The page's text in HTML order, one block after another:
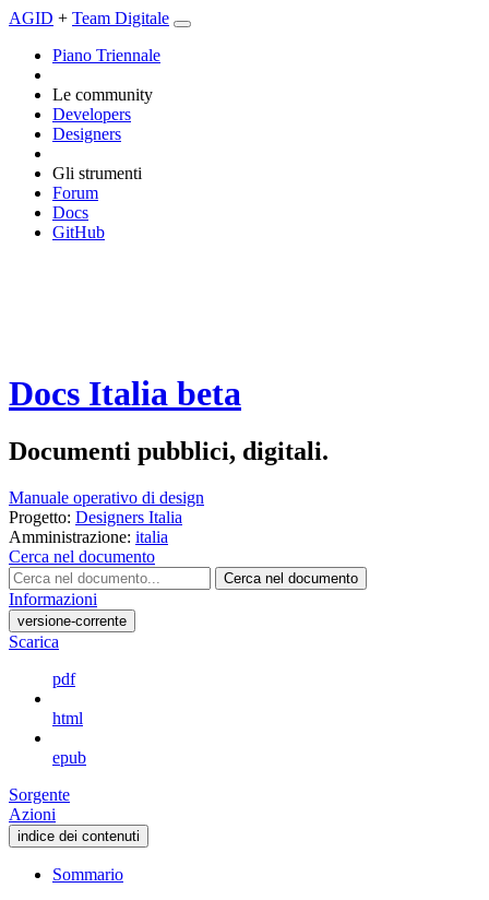
AGID + Team Digitale
Piano Triennale
Le community
Developers
Designers
Gli strumenti
Forum
Docs
GitHub
Docs Italia beta
Documenti pubblici, digitali.
Manuale operativo di design
Progetto: Designers Italia
Amministrazione: italia
Cerca nel documento
Cerca nel documento
Informazioni
versione-corrente
Scarica
pdf
html
epub
Sorgente
Azioni
indice dei contenuti
Sommario